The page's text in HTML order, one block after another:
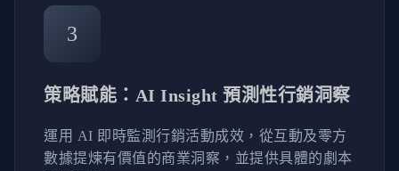
3
策略賦能：AI Insight 預測性行銷洞察
運用 AI 即時監測行銷活動成效，從互動及零方
數據提煉有價值的商業洞察，並提供具體的劇本